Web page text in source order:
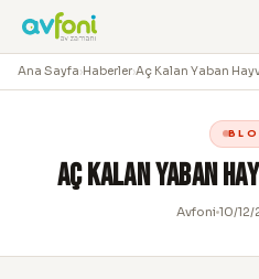
Ana Sayfa›Haberler›Aç Kalan Yaban
Aç Kalan Yaban
Avfoni 10/12/